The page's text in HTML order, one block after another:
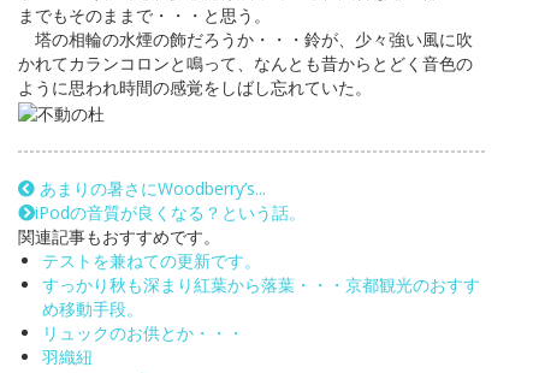
までもそのままで・・・と思う。
塔の相輪の水煙の飾だろうか・・・鈴が、少々強い風に吹
かれてカランコロンと鳴って、なんとも昔からとどく音色の
ように思われ時間の感覚をしばし忘れていた。
あまりの暑さにWoodberry’s...
iPodの音質が良くなる？という話。
関連記事もおすすめです。
テストを兼ねての更新です。
すっかり秋も深まり紅葉から落葉・・・京都観光のおすす
め移動手段。
リュックのお供とか・・・
羽織紐